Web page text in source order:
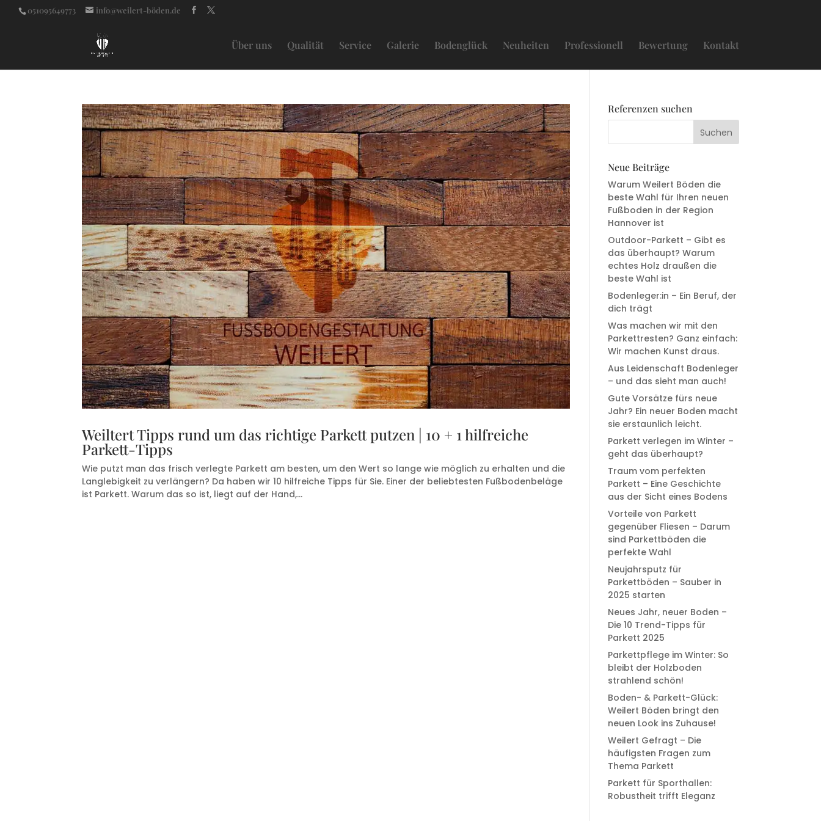
051095649773 info@weilert-böden.de
Über uns Qualität Service Galerie Bodenglück Neuheiten Professionell Bewertung Kontakt
Weiltert Tipps rund um das richtige Parkett putzen | 10 + 1 hilfreiche
Parkett-Tipps
Wie putzt man das frisch verlegte Parkett am besten, um den Wert so lange wie möglich zu erhalten und die
Langlebigkeit zu verlängern? Da haben wir 10 hilfreiche Tipps für Sie. Einer der beliebtesten Fußbodenbeläge
ist Parkett. Warum das so ist, liegt auf der Hand,...
Referenzen suchen
Neue Beiträge
Warum Weilert Böden die
beste Wahl für Ihren neuen
Fußboden in der Region
Hannover ist
Outdoor-Parkett – Gibt es
das überhaupt? Warum
echtes Holz draußen die
beste Wahl ist
Bodenleger:in – Ein Beruf, der
dich trägt
Was machen wir mit den
Parkettresten? Ganz einfach:
Wir machen Kunst draus.
Aus Leidenschaft Bodenleger
– und das sieht man auch!
Gute Vorsätze fürs neue
Jahr? Ein neuer Boden macht
sie erstaunlich leicht.
Parkett verlegen im Winter –
geht das überhaupt?
Traum vom perfekten
Parkett – Eine Geschichte
aus der Sicht eines Bodens
Vorteile von Parkett
gegenüber Fliesen – Darum
sind Parkettböden die
perfekte Wahl
Neujahrsputz für
Parkettböden – Sauber in
2025 starten
Neues Jahr, neuer Boden –
Die 10 Trend-Tipps für
Parkett 2025
Parkettpflege im Winter: So
bleibt der Holzboden
strahlend schön!
Boden- & Parkett-Glück:
Weilert Böden bringt den
neuen Look ins Zuhause!
Weilert Gefragt – Die
häufigsten Fragen zum
Thema Parkett
Parkett für Sporthallen:
Robustheit trifft Eleganz